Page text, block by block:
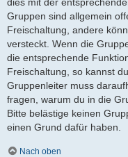
Gruppen sind allgemein
Freischaltung, andere
versteckt. Wenn die
die entsprechende
Freischaltung, so kannst
Gruppenleiter muss
fragen, warum du in die
Bitte belästige keinen
einen Grund dafür haben.
Nach oben